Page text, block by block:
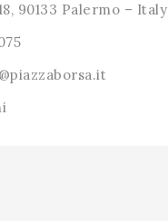
90133 Palermo – Italy